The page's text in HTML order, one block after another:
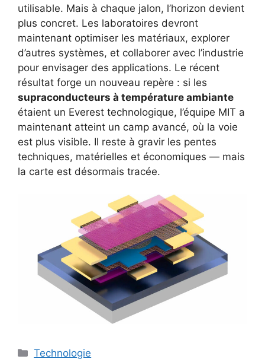
utilisable. Mais à chaque jalon, l’horizon devient
plus concret. Les laboratoires devront
maintenant optimiser les matériaux, explorer
d’autres systèmes, et collaborer avec l’industrie
pour envisager des applications. Le récent
résultat forge un nouveau repère : si les
supraconducteurs à température ambiante
étaient un Everest technologique, l’équipe MIT a
maintenant atteint un camp avancé, où la voie
est plus visible. Il reste à gravir les pentes
techniques, matérielles et économiques — mais
la carte est désormais tracée.
Catégories
Technologie